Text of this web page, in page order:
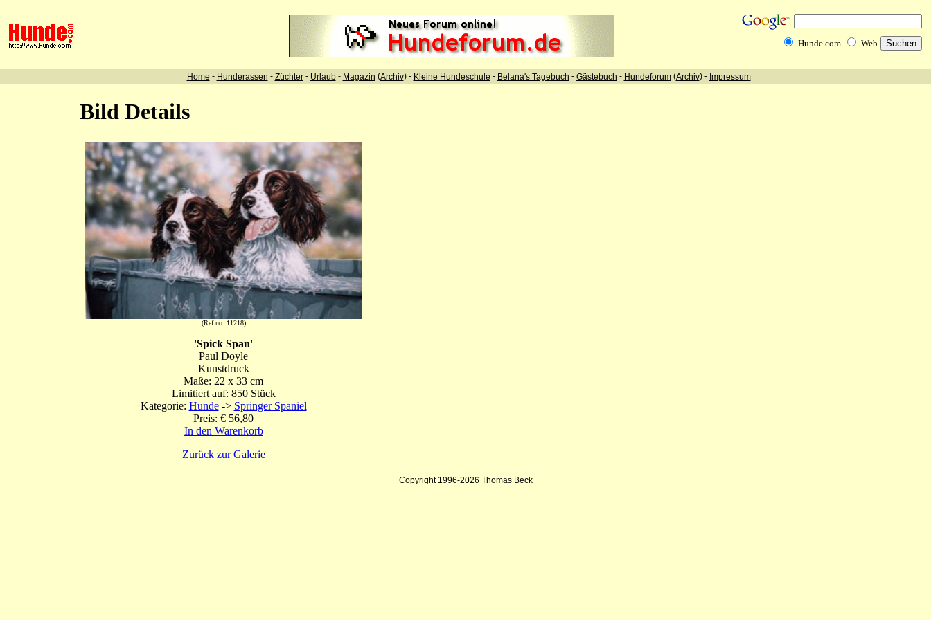
Hunde.com Web
Home - Hunderassen - Züchter- Urlaub- Magazin (Archiv) - Kleine Hundeschule - Belana's Tagebuch - Gästebuch - Hundeforum(Archiv) - Impressum
Bild Details
(Ref no: 11218)
'Spick Span'
Paul Doyle
Kunstdruck
Maße: 22 x 33 cm
Limitiert auf: 850 Stück
Kategorie: Hunde-> Springer Spaniel
Preis: € 56,80
In den Warenkorb
Zurück zur Galerie
Copyright 1996-2026 Thomas Beck